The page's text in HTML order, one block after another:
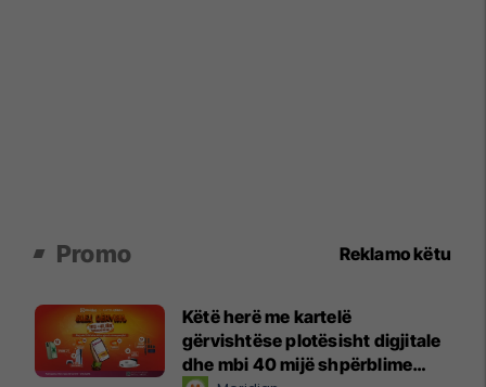
Promo Reklamo këtu
Këtë herë me kartelë
gërvishtëse plotësisht digjitale
dhe mbi 40 mijë shpërblime